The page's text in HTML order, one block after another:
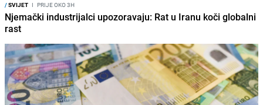
/SVIJET I PRIJE OKO 3H
Njemački industrijalci upozoravaju: Rat u Iranu koči globalni
rast